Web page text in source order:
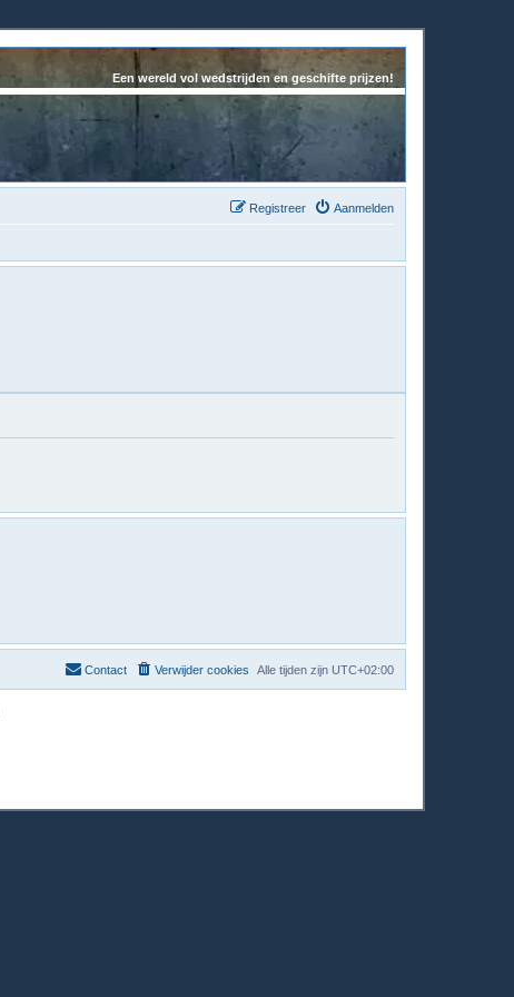
Een wereld vol wedstrijden en geschifte prijzen!
Aanmelden
Registreer
Alle tijden zijn UTC+02:00
Verwijder cookies
Contact